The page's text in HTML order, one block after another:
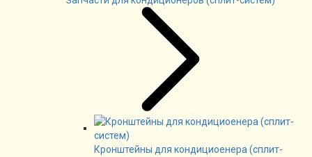
Кронштейны для кондициоенера (сплит-